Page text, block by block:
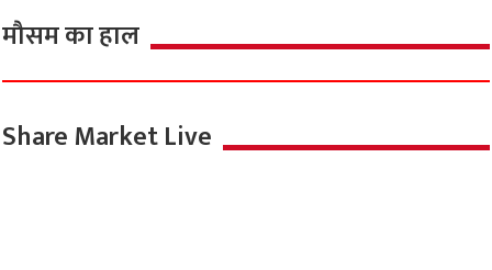
मौसम का हाल
Share Market Live